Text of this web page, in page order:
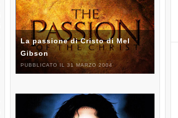
La passione di Cristo di Mel
Gibson
PUBBLICATO IL 31 MARZO 2004